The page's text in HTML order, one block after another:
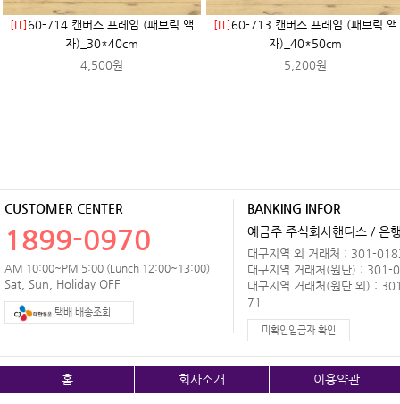
[IT]60-714 캔버스 프레임 (패브릭 액
자)_30*40cm
4,500원
[IT]60-713 캔버스 프레임 (패브릭 액
자)_40*50cm
5,200원
CUSTOMER CENTER
1899-0970
AM 10:00~PM 5:00 (Lunch 12:00~13:00)
Sat, Sun, Holiday OFF
택배 배송조회
BANKING INFOR
예금주 주식회사핸디스 / 은
대구지역 외 거래처 : 301-
대구지역 거래처(원단) :
대구지역 거래처(원단 외) :
71
미확인입금자 확인
홈 회사소개 이용약관